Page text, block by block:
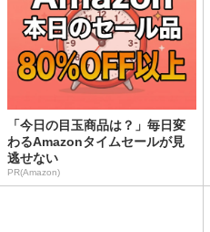
「今日の目玉商品は？」毎日変
わるAmazonタイムセールが見
逃せない
PR(Amazon)